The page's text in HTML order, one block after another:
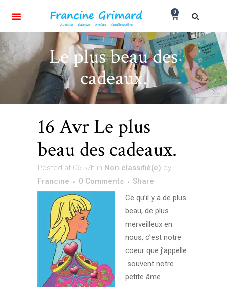
0
Le plus beau des
cadeaux.
16 AvrLe plus
beau des cadeaux.
Posted at 06:57h in Non classifié(e) by
Francine
0 Comments
Share
Ce qu’il y a de plus
beau, de plus
merveilleux en
nous, c’est notre
coeur que j’appelle
souvent notre
petite âme.